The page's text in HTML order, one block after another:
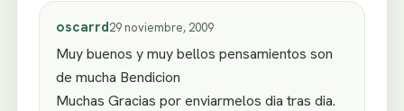
oscarrd29 noviembre, 2009
Muy buenos y muy bellos pensamientos son
de mucha Bendicion
Muchas Gracias por enviarmelos dia tras dia.